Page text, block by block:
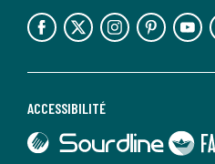
ACCESSIBILITÉ
lien vers Sourdline
lien vers Faciliti
lien vers l'espace réseaux sociaux lien vers l'espace réseaux sociaux lien vers l'espace réseaux sociaux lien vers l'espace réseaux sociaux lien vers l'espace réseaux sociaux